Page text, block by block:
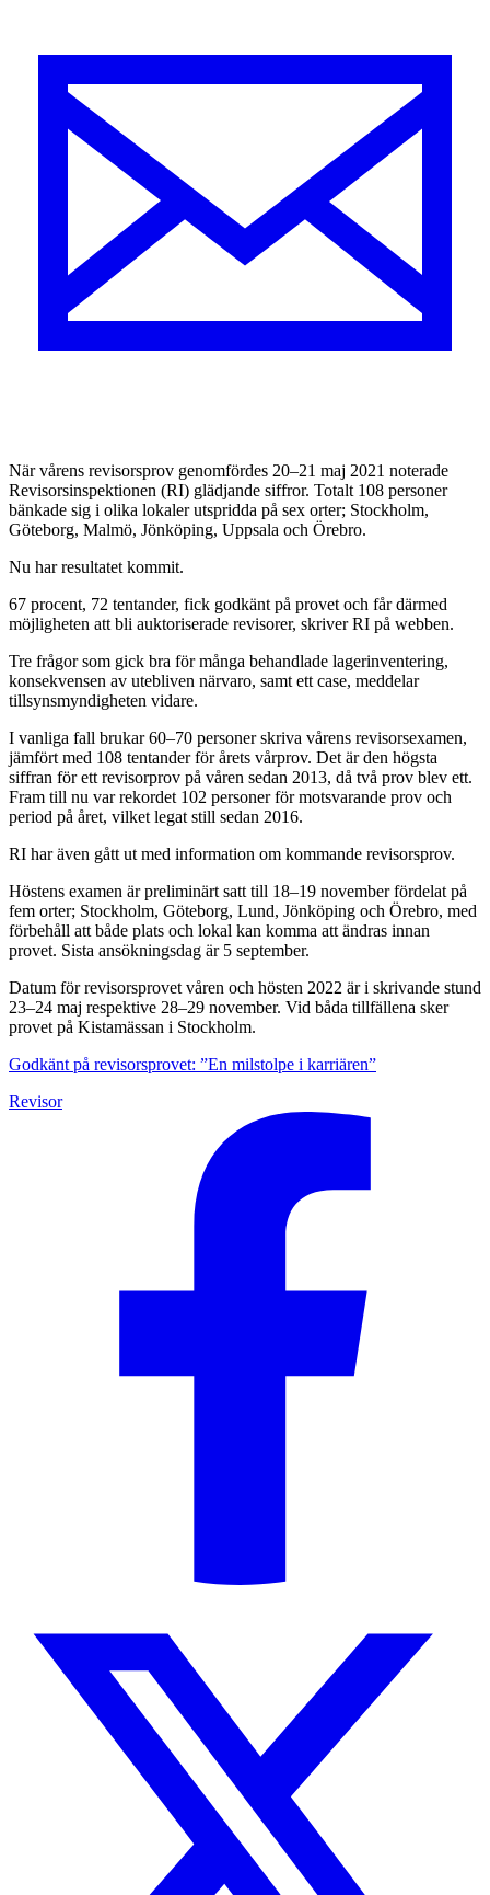
När vårens revisorsprov genomfördes 20–21 maj 2021 noterade
Revisorsinspektionen (RI) glädjande siffror. Totalt 108 personer
bänkade sig i olika lokaler utspridda på sex orter; Stockholm,
Göteborg, Malmö, Jönköping, Uppsala och Örebro.
Nu har resultatet kommit.
67 procent, 72 tentander, fick godkänt på provet och får därmed
möjligheten att bli auktoriserade revisorer, skriver RI på webben.
Tre frågor som gick bra för många behandlade lagerinventering,
konsekvensen av utebliven närvaro, samt ett case, meddelar
tillsynsmyndigheten vidare.
I vanliga fall brukar 60–70 personer skriva vårens revisorsexamen,
jämfört med 108 tentander för årets vårprov. Det är den högsta
siffran för ett revisorprov på våren sedan 2013, då två prov blev ett.
Fram till nu var rekordet 102 personer för motsvarande prov och
period på året, vilket legat still sedan 2016.
RI har även gått ut med information om kommande revisorsprov.
Höstens examen är preliminärt satt till 18–19 november fördelat på
fem orter; Stockholm, Göteborg, Lund, Jönköping och Örebro, med
förbehåll att både plats och lokal kan komma att ändras innan
provet. Sista ansökningsdag är 5 september.
Datum för revisorsprovet våren och hösten 2022 är i skrivande stund
23–24 maj respektive 28–29 november. Vid båda tillfällena sker
provet på Kistamässan i Stockholm.
Godkänt på revisorsprovet: ”En milstolpe i karriären”
Revisor